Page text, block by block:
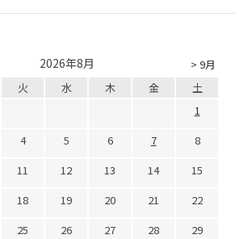
> 9月
2026年8月
火 水 木 金
土
1
4 5 6 7
8
11 12 13 14
15
18 19 20 21
22
25 26 27 28
29